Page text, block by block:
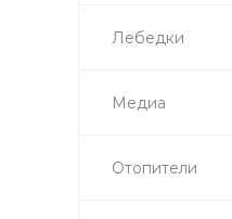
Лебедки
Медиа
Отопители